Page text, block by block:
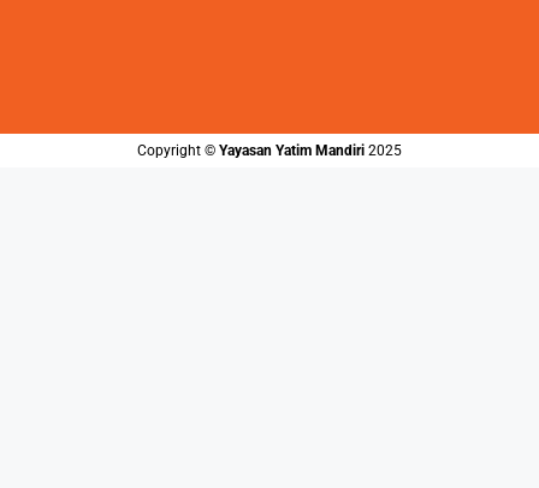
Copyright ©️ Yayasan Yatim Mandiri 2025